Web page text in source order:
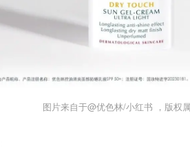
图片来自于@优色林/小红书 ，版权